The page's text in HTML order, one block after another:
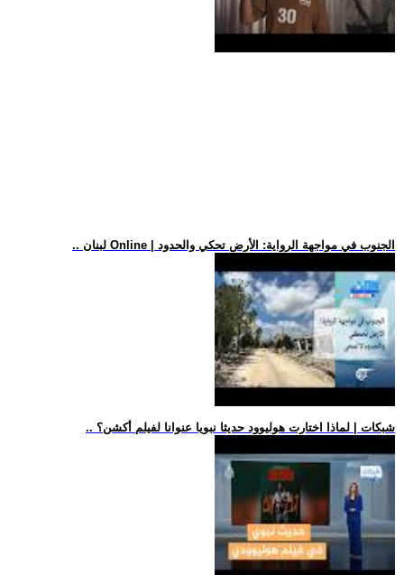
.. لبنان Online | الجنوب في مواجهة الرواية: الأرض تحكي والحدود
.. شبكات | لماذا اختارت هوليوود حديثا نبويا عنوانا لفيلم أكشن؟